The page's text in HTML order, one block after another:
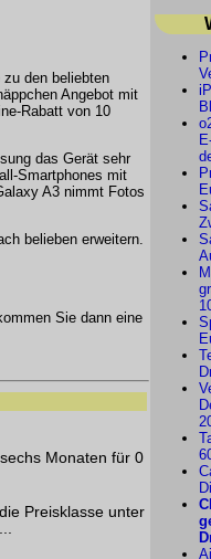
den beliebten
Angebot mit
Rabatt von 10
das Gerät sehr
Smartphones mit
A3 nimmt Fotos
belieben erweitern.
Sie dann eine
Monaten für 0
Preisklasse unter